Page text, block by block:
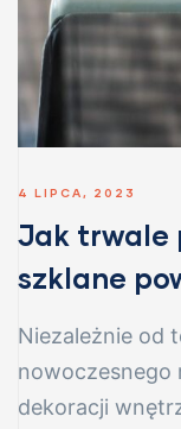
4 LIPCA, 2023
Jak trwale
szklane
Niezależnie od
nowoczesnego
dekoracji